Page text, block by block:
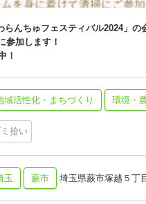
らんちゅフェスティバル2024」
参加します！
！
域活性化・まちづくり
環境・
拾い
玉
蕨市 埼玉県蕨市塚越５丁